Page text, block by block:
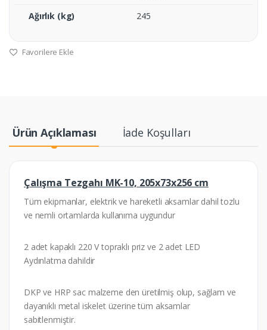
Ağırlık (kg)
245
Favorilere Ekle
Ürün Açıklaması İade Koşulları
Çalışma Tezgahı MK-10, 205x73x256 cm
Tüm ekipmanlar, elektrik ve hareketli aksamlar dahil tozlu
ve nemli ortamlarda kullanıma uygundur
2 adet kapaklı 220 V topraklı priz ve 2 adet LED
Aydınlatma dahildir
DKP ve HRP sac malzeme den üretilmiş olup, sağlam ve
dayanıklı metal iskelet üzerine tüm aksamlar
sabitlenmiştir.